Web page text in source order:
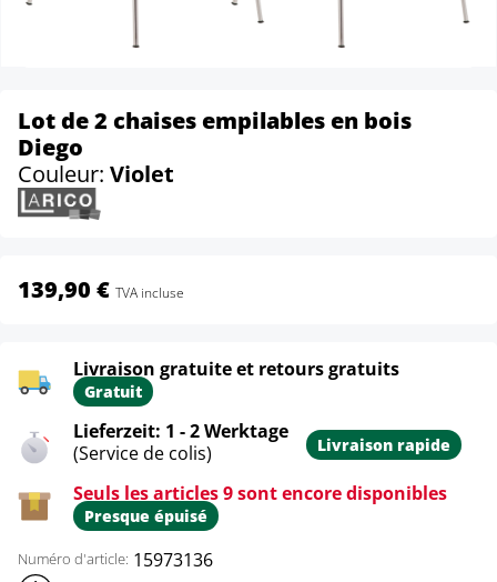
Lot de 2 chaises empilables en bois
Diego
Couleur: Violet
139,90 € TVA incluse
Livraison gratuite et retours gratuits
Gratuit
Lieferzeit: 1 - 2 Werktage
(Service de colis)
Livraison rapide
Seuls les articles 9 sont encore disponibles
Presque épuisé
Numéro d'article: 15973136